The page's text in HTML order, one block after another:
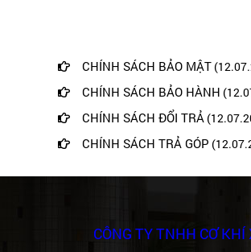
CHÍNH SÁCH BẢO MẬT
CHÍNH SÁCH BẢO HÀNH
CHÍNH SÁCH ĐỔI TRẢ
CHÍNH SÁCH TRẢ GÓP
CÔNG TY TNHH CƠ KHÍ